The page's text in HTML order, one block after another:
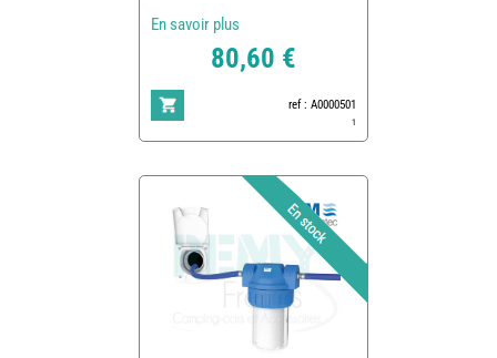
En savoir plus
80,60 €
ref : A0000501
1